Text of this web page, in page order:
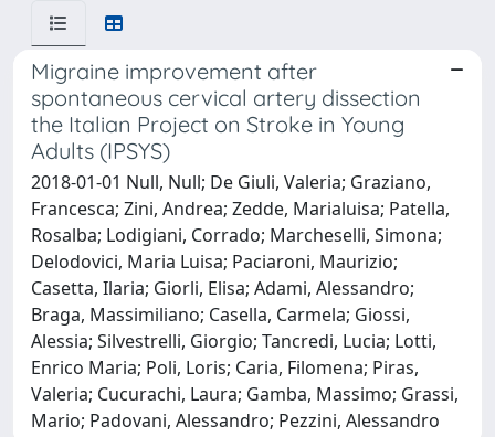
Migraine improvement after
spontaneous cervical artery dissection
the Italian Project on Stroke in Young
Adults (IPSYS)
2018-01-01 Null, Null; De Giuli, Valeria; Graziano,
Francesca; Zini, Andrea; Zedde, Marialuisa; Patella,
Rosalba; Lodigiani, Corrado; Marcheselli, Simona;
Delodovici, Maria Luisa; Paciaroni, Maurizio;
Casetta, Ilaria; Giorli, Elisa; Adami, Alessandro;
Braga, Massimiliano; Casella, Carmela; Giossi,
Alessia; Silvestrelli, Giorgio; Tancredi, Lucia; Lotti,
Enrico Maria; Poli, Loris; Caria, Filomena; Piras,
Valeria; Cucurachi, Laura; Gamba, Massimo; Grassi,
Mario; Padovani, Alessandro; Pezzini, Alessandro